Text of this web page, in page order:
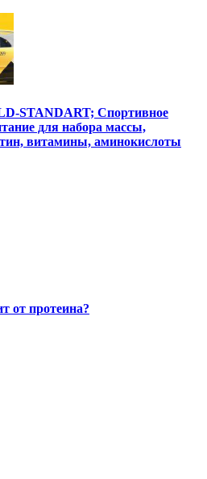
STANDART; Спортивное
для набора массы,
витамины, аминокислоты
от протеина?